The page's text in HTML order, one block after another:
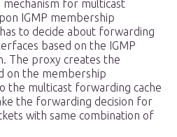
for multicast
IGMP membership
to decide about forwarding
based on the IGMP
The proxy creates the
on the membership
the multicast forwarding cache
the forwarding decision for
with same combination of